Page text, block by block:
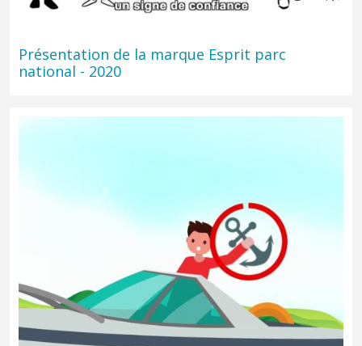
Présentation de la marque Esprit parc
national - 2020